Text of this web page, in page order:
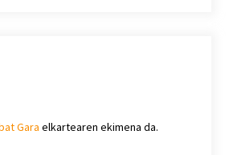
Gara elkartearen ekimena da.